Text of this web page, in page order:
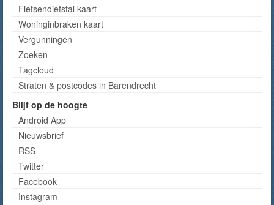
Fietsendiefstal kaart
Woninginbraken kaart
Vergunningen
Zoeken
Tagcloud
Straten & postcodes in Barendrecht
Blijf op de hoogte
Android App
Nieuwsbrief
RSS
Twitter
Facebook
Instagram